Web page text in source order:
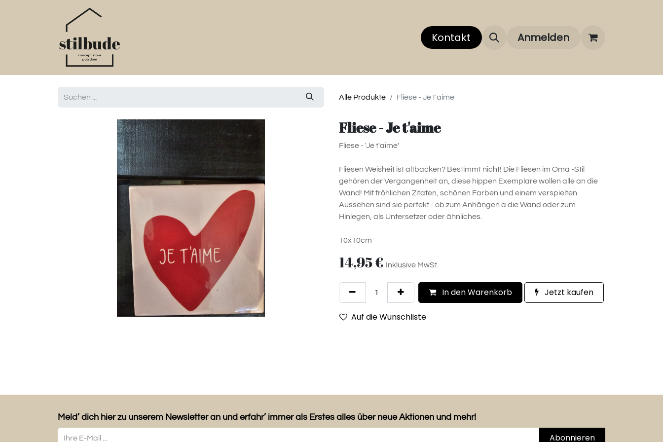
Über uns Über unsere Marken FAQ
Kontakt Anmelden
Alle Produkte Fliese - Je t'aime
Fliese - Je t'aime
Fliese - 'Je t'aime'
Fliesen Weisheit ist altbacken? Bestimmt nicht! Die Fliesen im Oma -Stil
gehören der Vergangenheit an, diese hippen Exemplare wollen alle an die
Wand! Mit fröhlichen Zitaten, schönen Farben und einem verspielten
Aussehen sind sie perfekt - ob zum Anhängen a die Wand oder zum
Hinlegen, als Untersetzer oder ähnliches.
10x10cm
14,95€ Inklusive MwSt.
In den Warenkorb Jetzt kaufen
Auf die Wunschliste
Meld’ dich hier zu unserem Newsletter an und erfahr’ immer als Erstes alles über neue Aktionen und mehr!
Abonnieren